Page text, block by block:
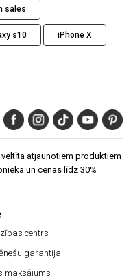
sales
s10 iPhone X
atjaunotiem produktiem
un cenas līdz 30%
centrs
garantija
maksājums